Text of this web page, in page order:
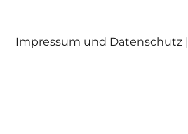
Impressum und Datenschutz |